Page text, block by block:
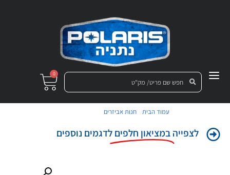
0
עמוד הבית חנות אביזרים
לצפייהבמציאון חלפים לדגמים נוספים